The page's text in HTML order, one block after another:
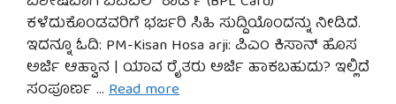
ಕಳೆದುಕೊಂಡವರಿಗೆ ಭರ್ಜರಿ ಸಿಹಿ ಸುದ್ದಿಯೊಂದನ್ನು ನೀಡಿದೆ.
ಇದನ್ನೂ ಓದಿ: PM-Kisan Hosa arji: ಪಿಎಂ ಕಿಸಾನ್ ಹೊಸ
ಅರ್ಜಿ ಆಹ್ವಾನ | ಯಾವ ರೈತರು ಅರ್ಜಿ ಹಾಕಬಹುದು? ಇಲ್ಲಿದೆ
ಸಂಪೂರ್ಣ … Read more